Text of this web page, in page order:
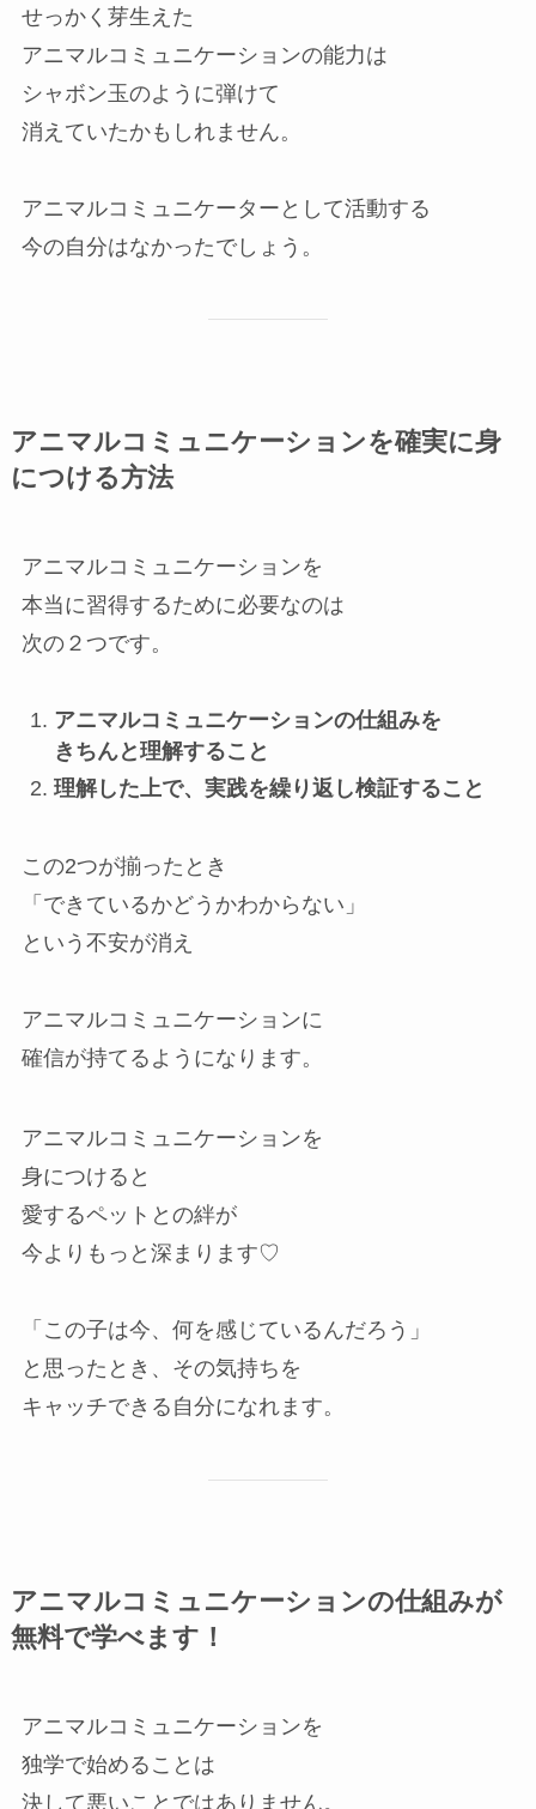
せっかく芽生えた
アニマルコミュニケーションの能力は
シャボン玉のように弾けて
消えていたかもしれません。
アニマルコミュニケーターとして活動する
今の自分はなかったでしょう。
アニマルコミュニケーションを確実に身
につける方法
アニマルコミュニケーションを
本当に習得するために必要なのは
次の２つです。
アニマルコミュニケーションの仕組みを
きちんと理解すること
理解した上で、実践を繰り返し検証すること
この2つが揃ったとき
「できているかどうかわからない」
という不安が消え
アニマルコミュニケーションに
確信が持てるようになります。
アニマルコミュニケーションを
身につけると
愛するペットとの絆が
今よりもっと深まります♡
「この子は今、何を感じているんだろう」
と思ったとき、その気持ちを
キャッチできる自分になれます。
アニマルコミュニケーションの仕組みが
無料で学べます！
アニマルコミュニケーションを
独学で始めることは
決して悪いことではありません。